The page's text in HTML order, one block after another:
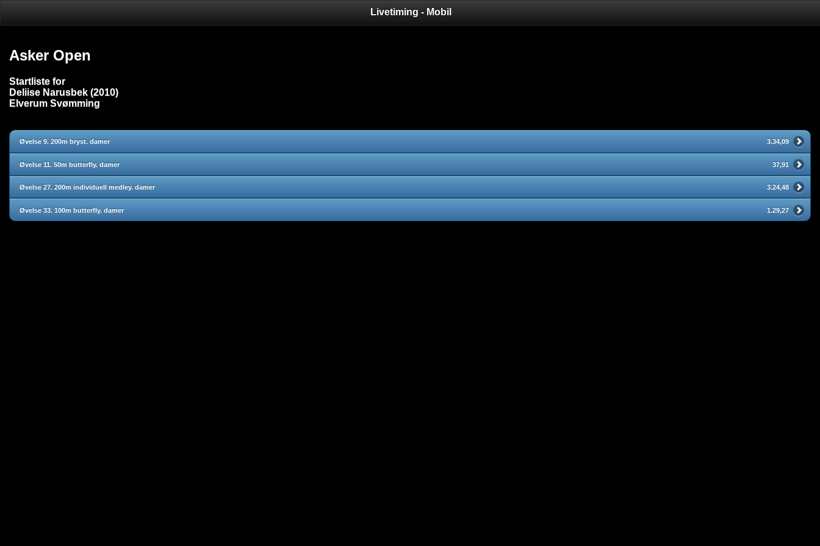
Livetiming - Mobil
Asker Open
Startliste for
Deliise Narusbek (2010)
Elverum Svømming
Øvelse 9. 200m bryst. damer 3.34,09
Øvelse 11. 50m butterfly. damer 37,91
Øvelse 27. 200m individuell medley. damer 3.24,48
Øvelse 33. 100m butterfly. damer 1.29,27